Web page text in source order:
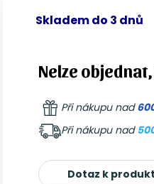
Skladem do 3 dnů
Nelze
Při nákupu nad
Při nákupu nad
Dotaz k